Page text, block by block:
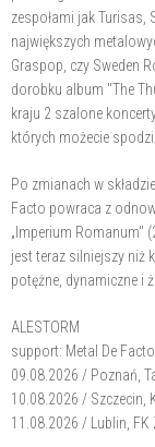
zespołami jak Turisas,
największych
Graspop, czy Sweden
dorobku album "The
kraju 2 szalone
których możecie
Po zmianach w
Facto powraca z
„Imperium Romanum"
jest teraz silniejszy niż
potężne, dynamiczne i
ALESTORM
support: Metal De Facto
09.08.2026 / Poznań,
10.08.2026 / Szczecin,
11.08.2026 / Lublin, FK